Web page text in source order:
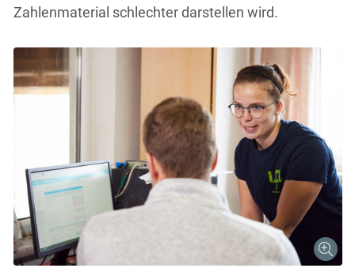
Zahlenmaterial schlechter darstellen wird.